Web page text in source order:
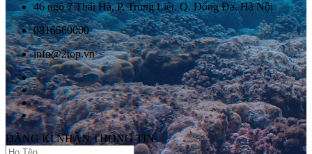
46 ngõ 7 Thái Hà, P. Trung Liệt, Q. Đống Đa, Hà Nội
0816560000
info@2top.vn
ĐĂNG KÍ NHẬN THÔNG TIN